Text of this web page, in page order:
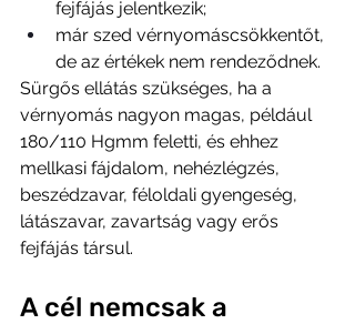
fejfájás jelentkezik;
már szed vérnyomáscsökkentőt,
de az értékek nem rendeződnek.
Sürgős ellátás szükséges, ha a
vérnyomás nagyon magas, például
180/110 Hgmm feletti, és ehhez
mellkasi fájdalom, nehézlégzés,
beszédzavar, féloldali gyengeség,
látászavar, zavartság vagy erős
fejfájás társul.
A cél nemcsak a